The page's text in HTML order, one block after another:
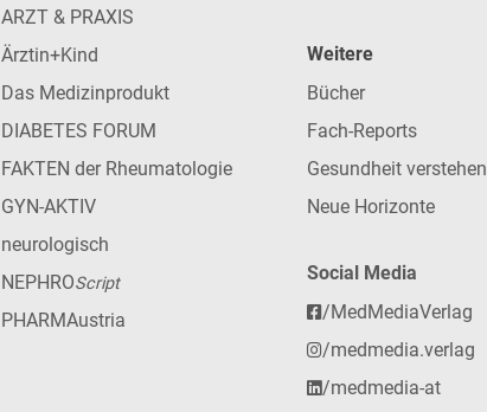
ARZT & PRAXIS
Ärztin+Kind
Das Medizinprodukt
DIABETES FORUM
FAKTEN der Rheumatologie
GYN-AKTIV
neurologisch
NEPHROScript
PHARMAustria
Weitere
Bücher
Fach-Reports
Gesundheit verstehen
Neue Horizonte
Social Media
/MedMediaVerlag
/medmedia.verlag
/medmedia-at